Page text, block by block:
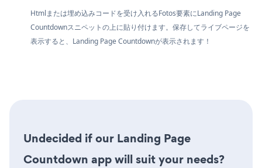
Htmlまたは埋め込みコードを受け入れるFotos要素にLanding Page
Countdownスニペットの上に貼り付けます。保存してライブページを
表示すると、Landing Page Countdownが表示されます！
Undecided if our Landing Page
Countdown app will suit your needs?